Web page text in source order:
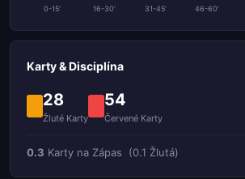
0-15' 16-30' 31-45' 46-60'
Karty & Disciplína
28
Žluté Karty
54
Červené Karty
0.3 Karty na Zápas (0.1 Žlutá)